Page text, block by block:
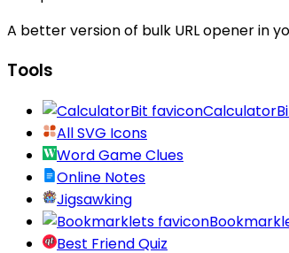
A better version of bulk URL opener in
Tools
All SVG Icons
Word Game Clues
Online Notes
Jigsawking
Best Friend Quiz